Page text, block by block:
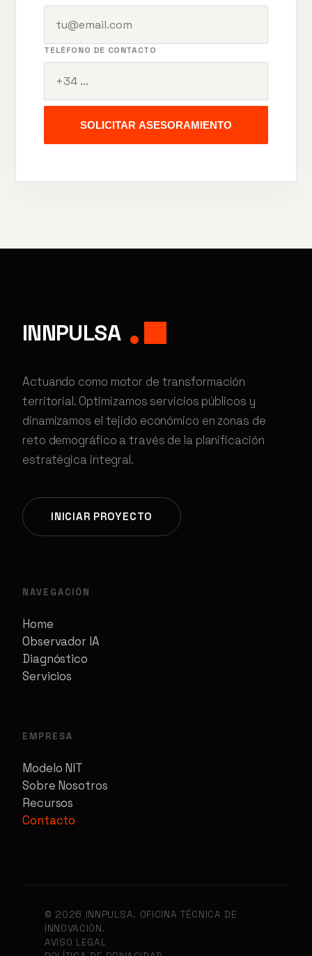
TELÉFONO DE CONTACTO
SOLICITAR ASESORAMIENTO
INNPULSA
Actuando como motor de transformación
territorial. Optimizamos servicios públicos y
dinamizamos el tejido económico en zonas de
reto demográfico a través de la planificación
estratégica integral.
INICIAR PROYECTO
NAVEGACIÓN
Home
Observador IA
Diagnóstico
Servicios
EMPRESA
Modelo NIT
Sobre Nosotros
Recursos
Contacto
© 2026 INNPULSA. OFICINA TÉCNICA DE
INNOVACIÓN.
AVISO LEGAL